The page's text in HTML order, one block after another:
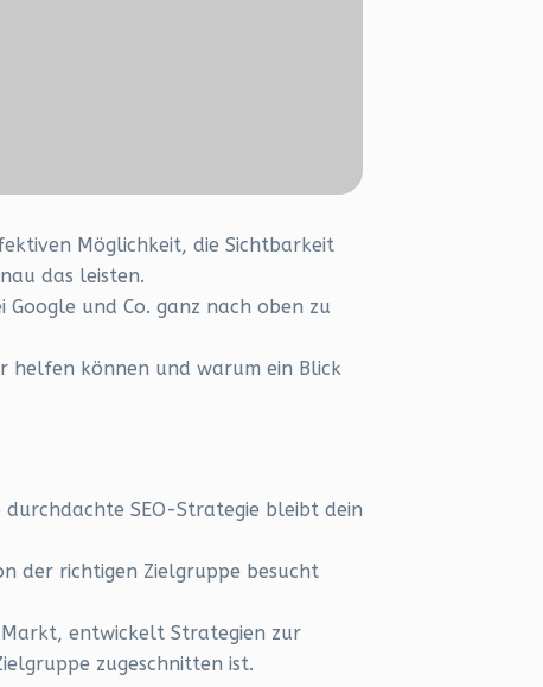
Möglichkeit, die Sichtbarkeit
das leisten.
und Co. ganz nach oben zu
helfen können und warum ein Blick
durchdachte SEO-Strategie bleibt dein
der richtigen Zielgruppe besucht
Markt, entwickelt Strategien zur
zugeschnitten ist.